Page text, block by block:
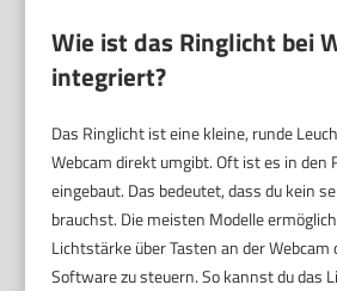
Wie ist das Ringlicht bei
integriert?
Das Ringlicht ist eine kleine, runde
Webcam direkt umgibt. Oft ist es in den
eingebaut. Das bedeutet, dass du kein
brauchst. Die meisten Modelle
Lichtstärke über Tasten an der Webcam
Software zu steuern. So kannst du das